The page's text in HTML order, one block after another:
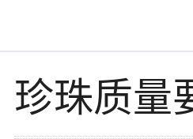
珍珠质量